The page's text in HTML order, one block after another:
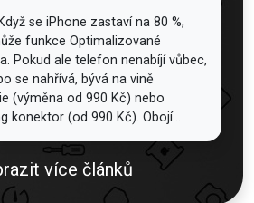
se iPhone zastaví na 80 %,
funkce Optimalizované
Pokud ale telefon nenabíjí vůbec,
se nahřívá, bývá na vině
(výměna od 990 Kč) nebo
konektor (od 990 Kč). Obojí...
více článků